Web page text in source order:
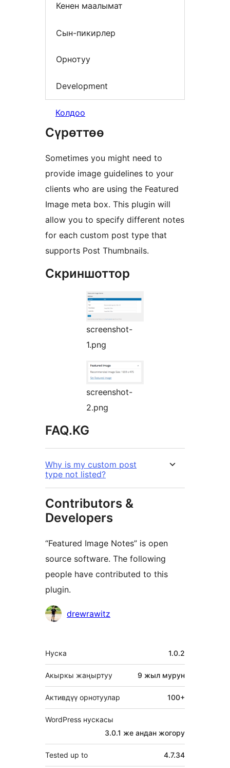
Кенен маалымат
Сын-пикирлер
Орнотуу
Development
Колдоо
Сүрөттөө
Sometimes you might need to
provide image guidelines to your
clients who are using the Featured
Image meta box. This plugin will
allow you to specify different notes
for each custom post type that
supports Post Thumbnails.
Скриншоттор
screenshot-
1.png
screenshot-
2.png
FAQ.KG
Why is my custom post
type not listed?
Contributors &
Developers
“Featured Image Notes” is open
source software. The following
people have contributed to this
plugin.
Мүчөлөрүdrewrawitz
Мета
Нуска 1.0.2
Акыркы жаңыртуу 9 жыл мурун
Активдүү орнотуулар 100+
WordPress нускасы
3.0.1 же андан жогору
Tested up to 4.7.34